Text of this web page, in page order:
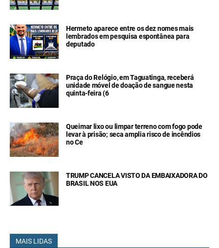
Hermeto aparece entre os dez nomes mais
lembrados em pesquisa espontânea para
deputado
Praça do Relógio, em Taguatinga, receberá
unidade móvel de doação de sangue nesta
quinta-feira (6
Queimar lixo ou limpar terreno com fogo pode
levar à prisão; seca amplia risco de incêndios
no Ce
TRUMP CANCELA VISTO DA EMBAIXADORA DO
BRASIL NOS EUA
MAIS LIDAS